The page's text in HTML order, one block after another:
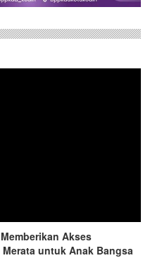
Akses
untuk Anak Bangsa